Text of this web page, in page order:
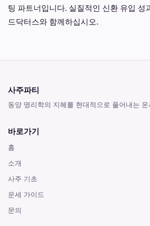
팅 파트너입니다. 실질적인 신환 유입 성
드닥터스와 함께하십시오.
사주파티
동양 명리학의 지혜를 현대적으로 풀어내는
바로가기
홈
소개
사주 기초
운세 가이드
문의